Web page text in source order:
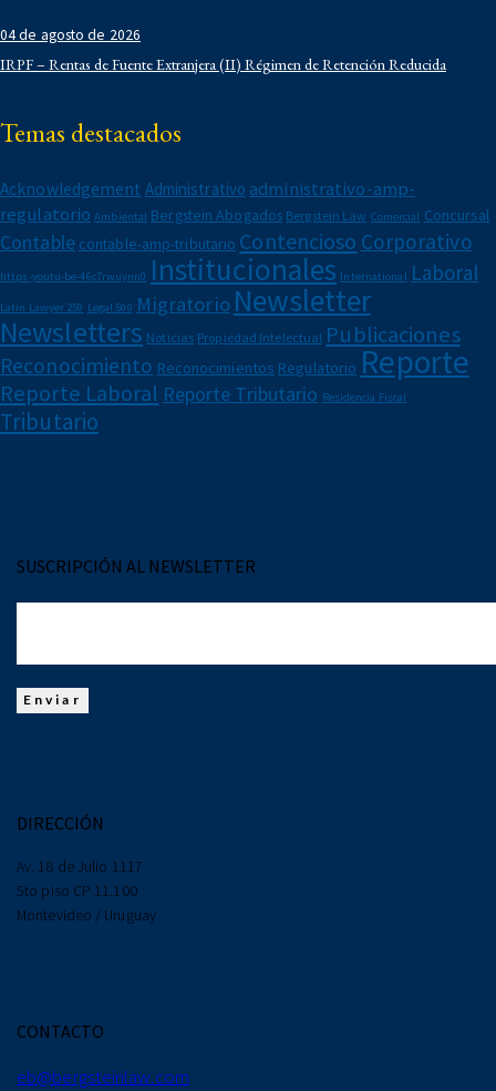
Latin Lawyer 250
Legal 500
Newsletters
Propiedad Intelectual
Reconocimientos
Regulatorio
Reporte Corporativo
Reporte Laboral
Reporte Tributario
04 de agosto de 2026
IRPF – Rentas de Fuente Extranjera (II) Régimen de Retención Reducida
Temas destacados
Acknowledgement Administrativo administrativo-amp-
regulatorio Ambiental Bergstein Abogados Bergstein Law Comercial Concursal
Contable contable-amp-tributario Contencioso Corporativo
https-youtu-be-46c7rwuynn0 Institucionales International Laboral
Latin Lawyer 250 Legal 500 Migratorio Newsletter
Newsletters Noticias Propiedad Intelectual Publicaciones
Reconocimiento Reconocimientos Regulatorio Reporte
Reporte Laboral Reporte Tributario Residencia Fiscal
Tributario
SUSCRIPCIÓN AL NEWSLETTER
DIRECCIÓN
Av. 18 de Julio 1117
5to piso CP 11.100
Montevideo / Uruguay
CONTACTO
eb@bergsteinlaw.com